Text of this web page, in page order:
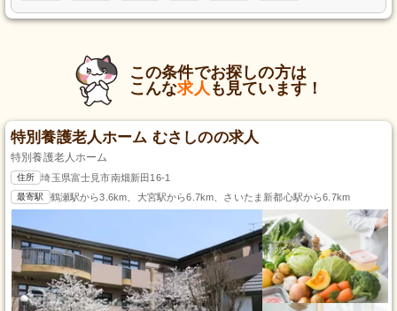
この条件でお探しの方は
こんな求人 も見ています！
特別養護老人ホーム むさしのの求人
特別養護老人ホーム
住所 埼玉県富士見市南畑新田16-1
最寄駅 鶴瀬駅から3.6km、大宮駅から6.7km、さいたま新都心駅から6.7km